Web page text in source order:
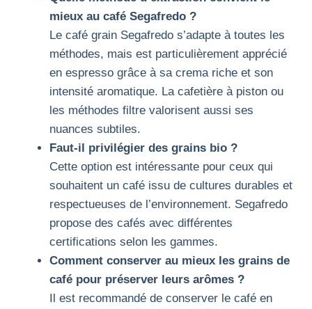
mieux au café Segafredo ?
Le café grain Segafredo s’adapte à toutes les
méthodes, mais est particulièrement apprécié
en espresso grâce à sa crema riche et son
intensité aromatique. La cafetière à piston ou
les méthodes filtre valorisent aussi ses
nuances subtiles.
Faut-il privilégier des grains bio ?
Cette option est intéressante pour ceux qui
souhaitent un café issu de cultures durables et
respectueuses de l’environnement. Segafredo
propose des cafés avec différentes
certifications selon les gammes.
Comment conserver au mieux les grains de
café pour préserver leurs arômes ?
Il est recommandé de conserver le café en